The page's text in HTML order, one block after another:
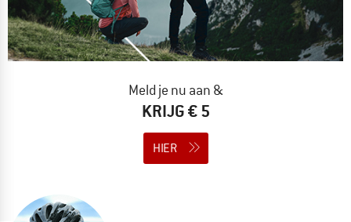
Meld je nu aan &
KRIJG € 5
HIER